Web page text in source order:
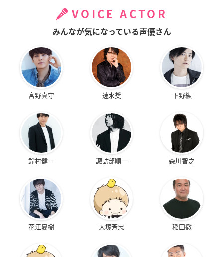
VOICE ACTOR
みんなが気になっている声優さん
宮野真守 速水奨 下野紘
鈴村健一 諏訪部順一 森川智之
花江夏樹 大塚芳忠 稲田徹